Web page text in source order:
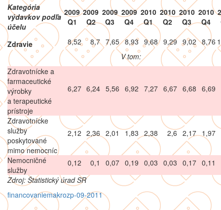
Kategória
výdavkov podľa
účelu
2009
Q1
2009
Q2
2009
Q3
2009
Q4
2010
Q1
2010
Q2
2010
Q3
2010
Q4
Zdravie 8,52 8,7 7,65 8,93 9,68 9,29 9,02 8,76
V tom:
Zdravotnícke a
farmaceutické
výrobky
a terapeutické
prístroje
6,27 6,24 5,56 6,92 7,27 6,67 6,68 6,69
Zdravotnícke
služby
poskytované
mimo nemocníc
2,12 2,36 2,01 1,83 2,38 2,6 2,17 1,97
Nemocničné
služby
0,12 0,1 0,07 0,19 0,03 0,03 0,17 0,11
Zdroj: Štatistický úrad SR
financovaniemakrozp-09-2011